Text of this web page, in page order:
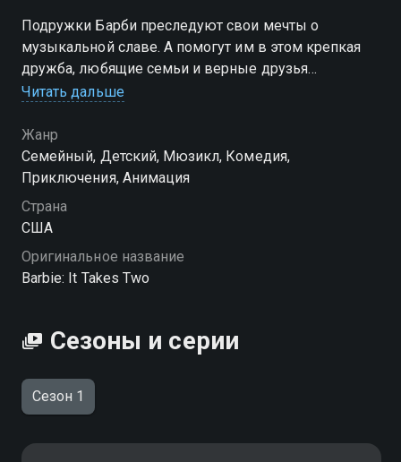
Подружки Барби преследуют свои мечты о
музыкальной славе. А помогут им в этом крепкая
дружба, любящие семьи и верные друзья
вы можете совершенно бесплатно в хорошем HD
качестве на Смотрёшке
Читать дальше
Жанр
Cемейный, Детский, Мюзикл, Комедия,
Приключения, Анимация
Страна
США
Оригинальное название
Barbie: It Takes Two
Сезоны и серии
Сезон 1